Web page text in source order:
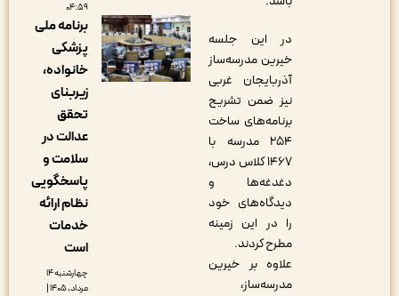
در این جلسه
خیرین مدرسه‌ساز
آذربایجان غربی
نیز ضمن تشریح
برنامه‌های ساخت
۲۵۴ مدرسه با
۱۴۶۷ کلاس درس،
دغدغه‌ها و
دیدگاه‌های خود
را در این زمینه
مطرح کردند.
علاوه بر خیرین
مدرسه‌ساز،
برنامه ملی
پزشکی
خانواده،
عدالت در
سلامت و
پاسخگویی
نظام ارائه
چهارشنبه ۱۴
مرداد, ۱۴۰۵ |